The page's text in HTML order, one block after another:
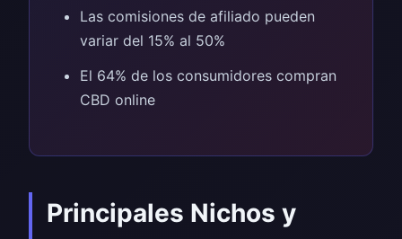
Las comisiones de afiliado pueden
variar del 15% al 50%
El 64% de los consumidores compran
CBD online
Principales Nichos y